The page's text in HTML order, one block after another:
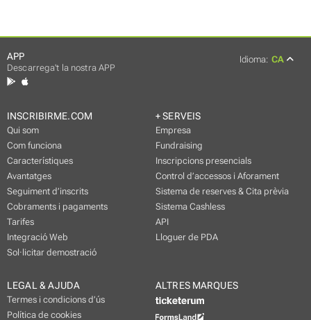
INSCRIBIRME.COM
Qui som
Com funciona
Característiques
Avantatges
Seguiment d’inscrits
Cobraments i pagaments
Tarifes
Integració Web
Sol·licitar demostració
+ SERVEIS
Empresa
Fundraising
Inscripcions presencials
Control d’accessos i Aforament
Sistema de reserves & Cita prèvia
Sistema Cashless
API
Lloguer de PDA
LEGAL & AJUDA
Termes i condicions d’ús
Política de cookies
APP
Descarrega't la nostra APP
Idioma: CA
ALTRES MARQUES